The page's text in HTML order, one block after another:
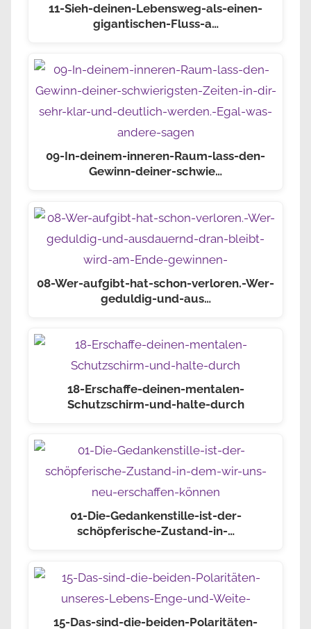
11-Sieh-deinen-Lebensweg-als-einen-
gigantischen-Fluss-a…
09-In-deinem-inneren-Raum-lass-den-
Gewinn-deiner-schwie…
08-Wer-aufgibt-hat-schon-verloren.-Wer-
geduldig-und-aus…
18-Erschaffe-deinen-mentalen-
Schutzschirm-und-halte-durch
01-Die-Gedankenstille-ist-der-
schöpferische-Zustand-in-…
15-Das-sind-die-beiden-Polaritäten-